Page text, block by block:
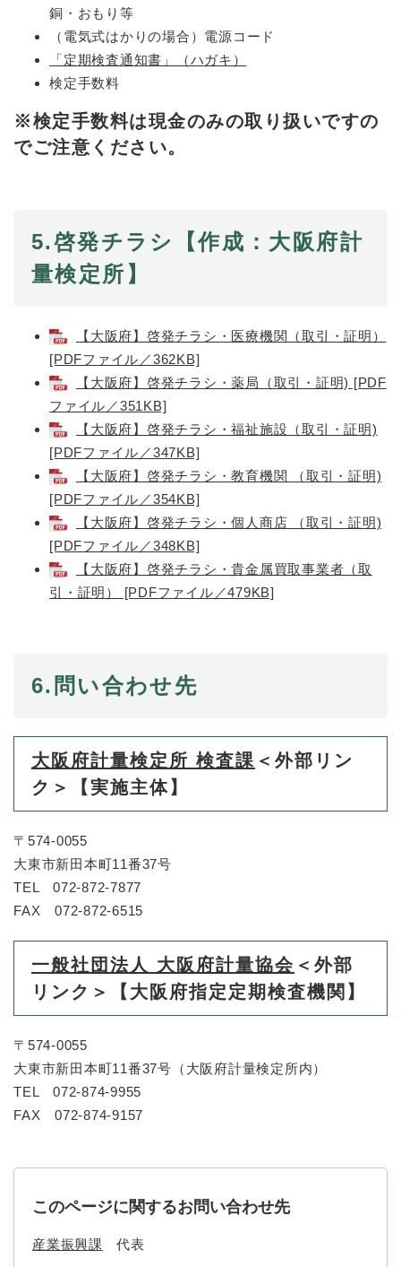
銅・おもり等
（電気式はかりの場合）電源コード
「定期検査通知書」（ハガキ）
検定手数料
※検定手数料は現金のみの取り扱いですの
でご注意ください。
5.啓発チラシ
【作成：大阪府計
量検定所】
【大阪府】啓発チラシ・医療機関（取引・証明）
[PDFファイル／362KB]
【大阪府】啓発チラシ・薬局（取引・証明) [PDF
ファイル／351KB]
【大阪府】啓発チラシ・福祉施設（取引・証明)​
[PDFファイル／347KB]
【大阪府】啓発チラシ・教育機関 （取引・証明)​
[PDFファイル／354KB]
【大阪府】啓発チラシ・個人商店 （取引・証明)​
[PDFファイル／348KB]
【大阪府】啓発チラシ・貴金属買取事業者​（取
引・証明） [PDFファイル／479KB]
6. 問い合わせ先
大阪府計量検定所 検査課 ＜外部リン
ク＞
【実施主体】
〒574-0055
大東市新田本町11番37号
TEL 072-872-7877
FAX 072-872-6515
一般社団法人 大阪府計量協会 ＜外部
リンク＞
【大阪府指定定期検査機関】
〒574-0055
大東市新田本町11番37号（大阪府計量検定所内）
TEL 072-874-9955
FAX 072-874-9157
このページに関するお問い合わせ先
産業振興課 代表